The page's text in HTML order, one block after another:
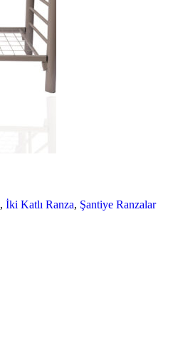
, İki Katlı Ranza, Şantiye Ranzalar